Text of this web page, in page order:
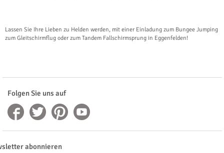
Lassen Sie Ihre Lieben zu Helden werden, mit einer Einladung zum Bungee Jumping
zum Gleitschirmflug oder zum Tandem Fallschirmsprung in Eggenfelden!
Folgen Sie uns auf
abonnieren